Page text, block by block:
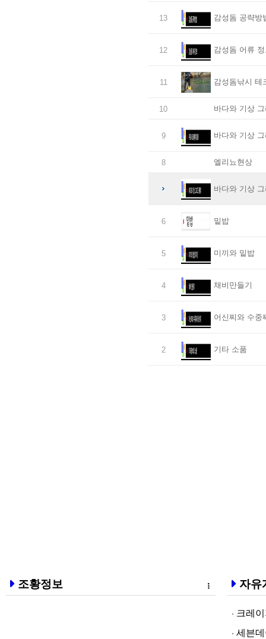
13 감성돔 공략방
12 감성돔 어류
11 감성돔낚시 테
10 바다와 기상
9 바다와 기상
8 엘리뇨현상
바다와 기상
6 밑밥
5 미끼와 밑밥
4 채비만들기
3 어신찌와 수중
2 기타 소품
조황정보 자유
크레이지
세븐데이